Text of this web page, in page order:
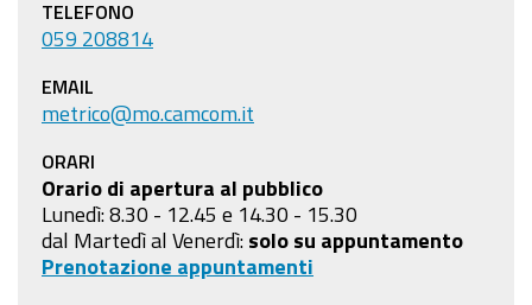
TELEFONO
059 208814
EMAIL
metrico@mo.camcom.it
ORARI
Orario di apertura al pubblico
Lunedì: 8.30 - 12.45 e 14.30 - 15.30
dal Martedì al Venerdì: solo su appuntamento
Prenotazione appuntamenti